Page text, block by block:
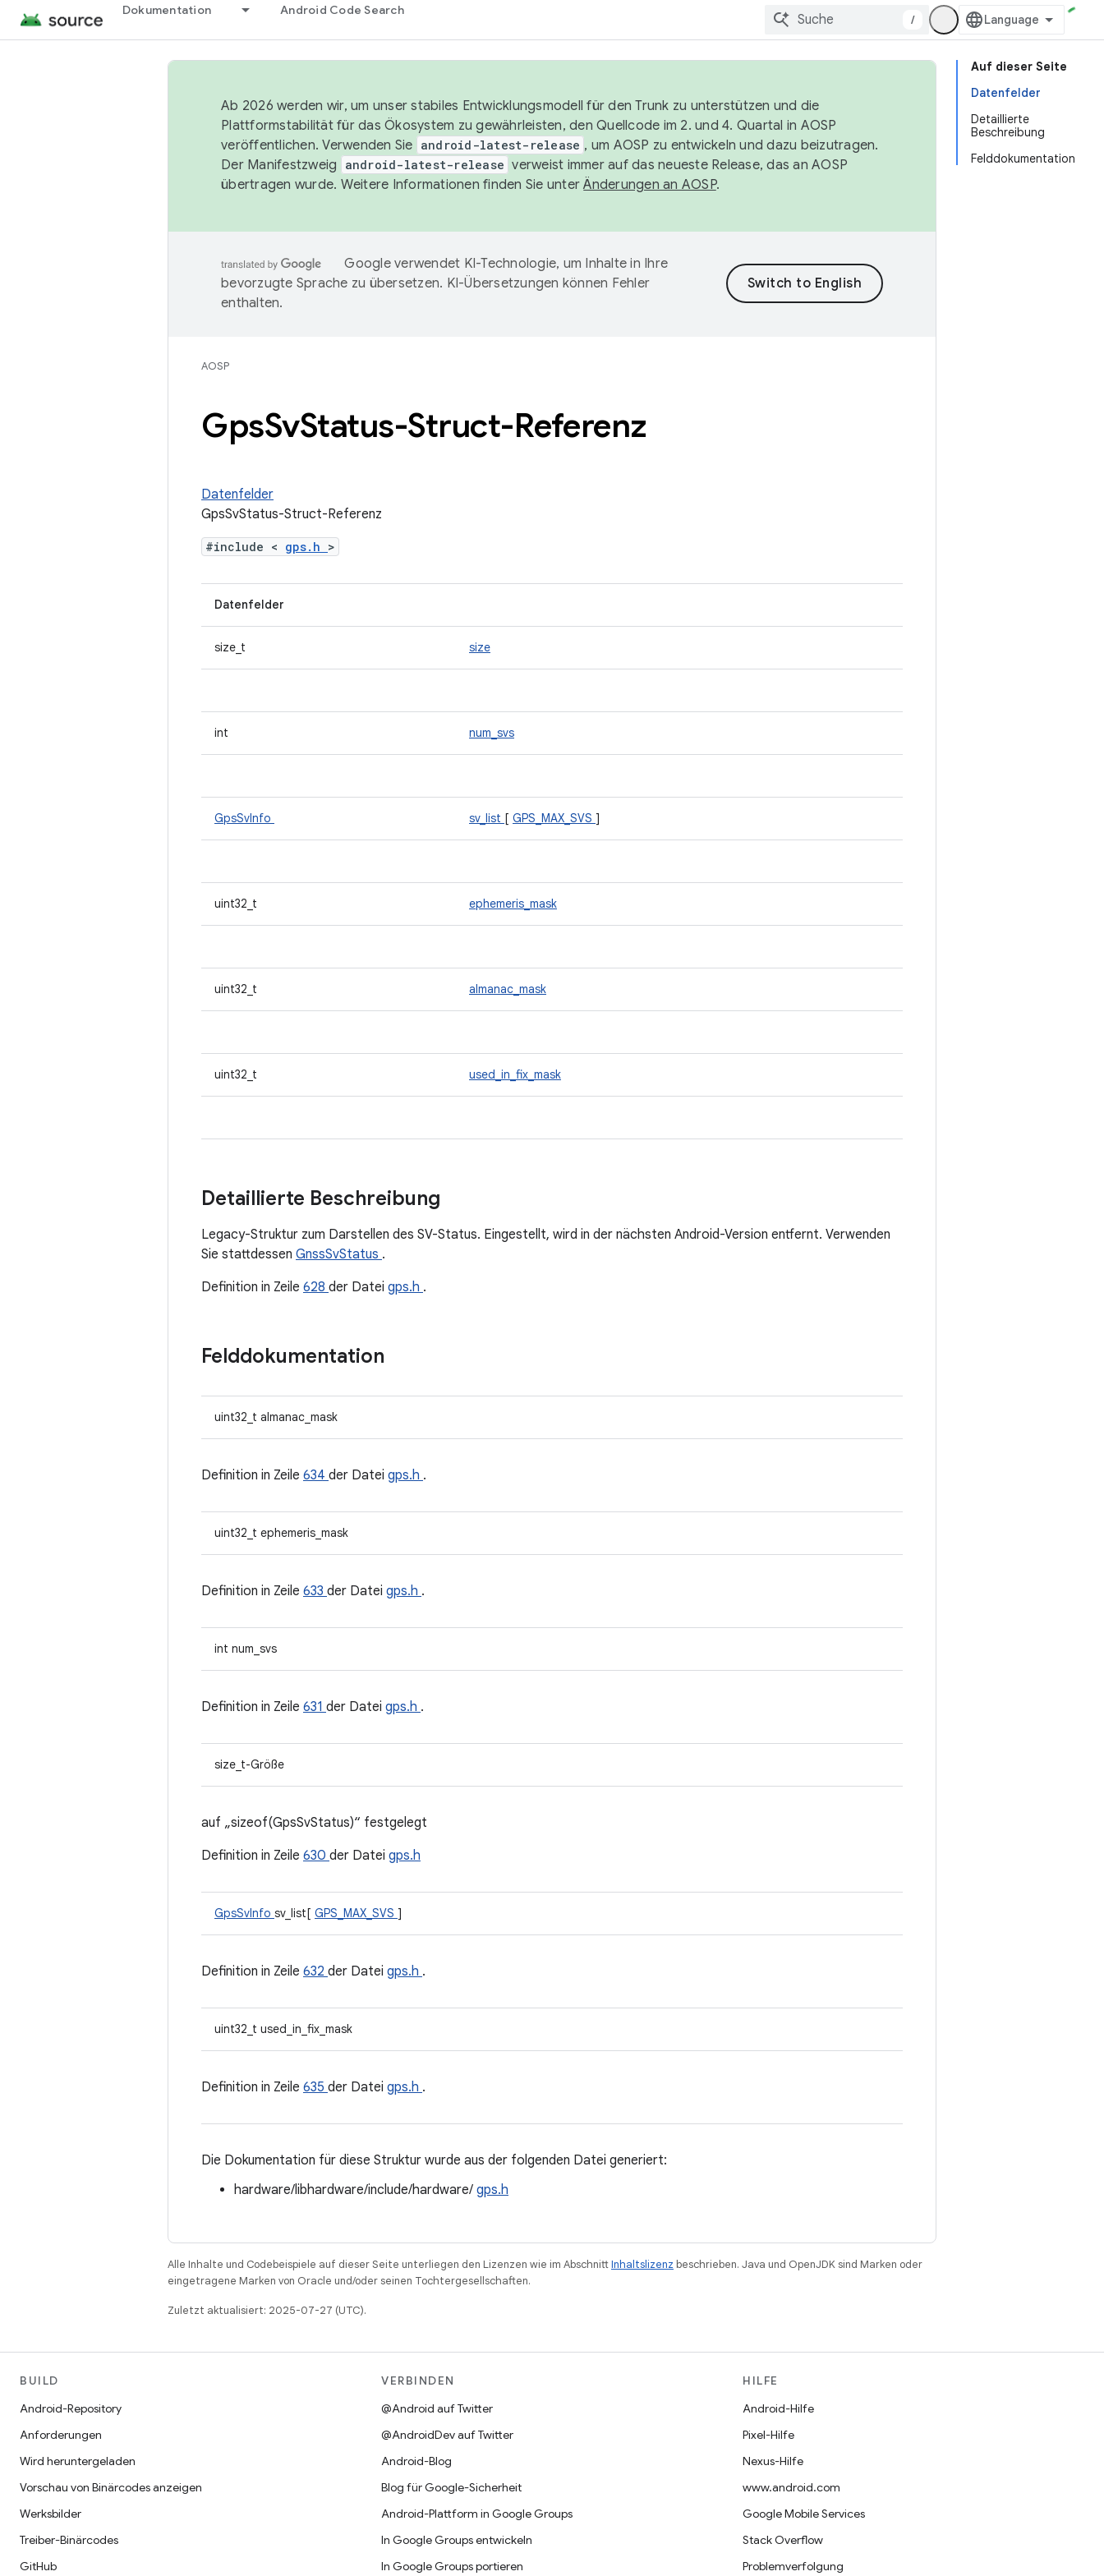
Dokumentation Android Code Search
/
Auf dieser Seite
Datenfelder
Detaillierte
Beschreibung
Felddokumentation
Ab 2026 werden wir, um unser stabiles Entwicklungsmodell für den Trunk zu unterstützen und die
Plattformstabilität für das Ökosystem zu gewährleisten, den Quellcode im 2. und 4. Quartal in AOSP
veröffentlichen. Verwenden Sie android-latest-release , um AOSP zu entwickeln und dazu beizutragen.
Der Manifestzweig
android-latest-release verweist immer auf das neueste Release, das an AOSP
übertragen wurde. Weitere Informationen finden Sie unterÄnderungen an AOSP.
Google verwendet KI-Technologie, um Inhalte in Ihre
bevorzugte Sprache zu übersetzen. KI-Übersetzungen können Fehler
enthalten.
AOSP
GpsSvStatus-Struct-Referenz
Datenfelder
GpsSvStatus-Struct-Referenz
#include < gps.h >
Datenfelder
size_t size
int num_svs
GpsSvInfo sv_list [ GPS_MAX_SVS ]
uint32_t ephemeris_mask
uint32_t almanac_mask
uint32_t used_in_fix_mask
Detaillierte Beschreibung
Legacy-Struktur zum Darstellen des SV-Status. Eingestellt, wird in der nächsten Android-Version entfernt. Verwenden
Sie stattdessen GnssSvStatus .
Definition in Zeile 628 der Datei gps.h .
Felddokumentation
uint32_t almanac_mask
Definition in Zeile 634 der Datei gps.h .
uint32_t ephemeris_mask
Definition in Zeile 633 der Datei gps.h .
int num_svs
Definition in Zeile 631 der Datei gps.h .
size_t-Größe
auf „sizeof(GpsSvStatus)“ festgelegt
Definition in Zeile 630 der Datei gps.h
GpsSvInfo sv_list[ GPS_MAX_SVS ]
Definition in Zeile 632 der Datei gps.h .
uint32_t used_in_fix_mask
Definition in Zeile 635 der Datei gps.h .
Die Dokumentation für diese Struktur wurde aus der folgenden Datei generiert:
hardware/libhardware/include/hardware/ gps.h
Alle Inhalte und Codebeispiele auf dieser Seite unterliegen den Lizenzen wie im AbschnittInhaltslizenz beschrieben. Java und OpenJDK sind Marken oder
eingetragene Marken von Oracle und/oder seinen Tochtergesellschaften.
Zuletzt aktualisiert: 2025-07-27 (UTC).
BUILD
Android-Repository
Anforderungen
Wird heruntergeladen
Vorschau von Binärcodes anzeigen
Werksbilder
Treiber-Binärcodes
GitHub
VERBINDEN
@Android auf Twitter
@AndroidDev auf Twitter
Android-Blog
Blog für Google-Sicherheit
Android-Plattform in Google Groups
In Google Groups entwickeln
In Google Groups portieren
HILFE
Android-Hilfe
Pixel-Hilfe
Nexus-Hilfe
www.android.com
Google Mobile Services
Stack Overflow
Problemverfolgung